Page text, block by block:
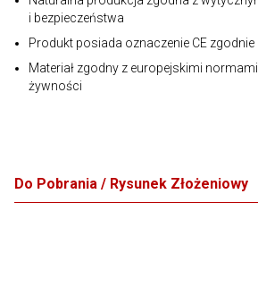
i bezpieczeństwa
Produkt posiada oznaczenie CE zgodnie
Materiał zgodny z europejskimi
żywności
Do Pobrania / Rysunek Złożeniowy